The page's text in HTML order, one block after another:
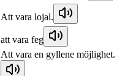
Att vara lojal.
att vara feg
Att vara en gyllene möjlighet.